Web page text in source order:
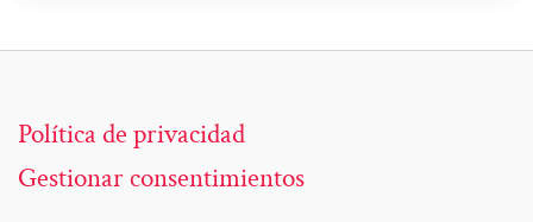
Política de privacidad
Gestionar consentimientos